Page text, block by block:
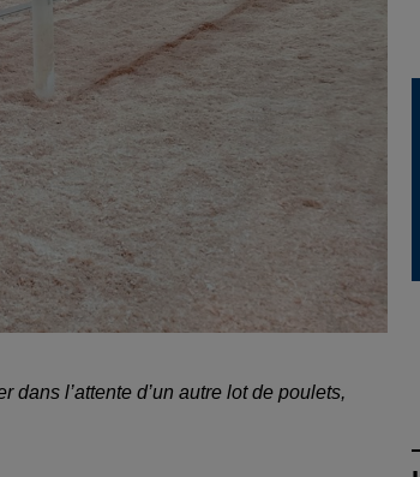
l’attente d’un autre lot de poulets,